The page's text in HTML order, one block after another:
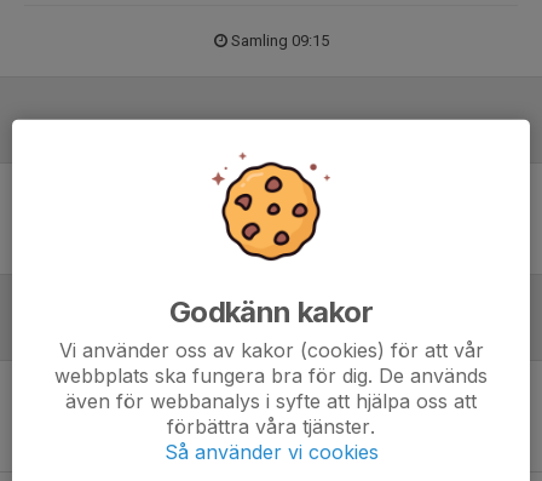
Samling 09:15
Ingen uppställning ifylld
Inför match
Inget skrivet
Godkänn kakor
Vi använder oss av kakor (cookies) för att vår
webbplats ska fungera bra för dig. De används
även för webbanalys i syfte att hjälpa oss att
förbättra våra tjänster.
Så använder vi cookies